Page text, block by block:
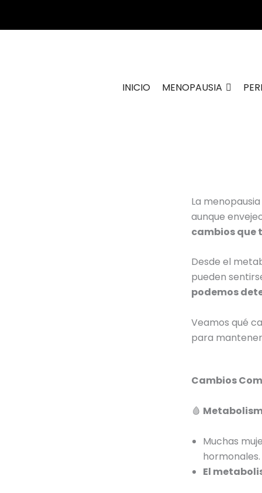
INICIO MENOPAUSIA
La
aunque
cambios que
Desde el
pueden
podemos
Veamos qué
para
Cambios
🩸
Muchas
hormonales.
El